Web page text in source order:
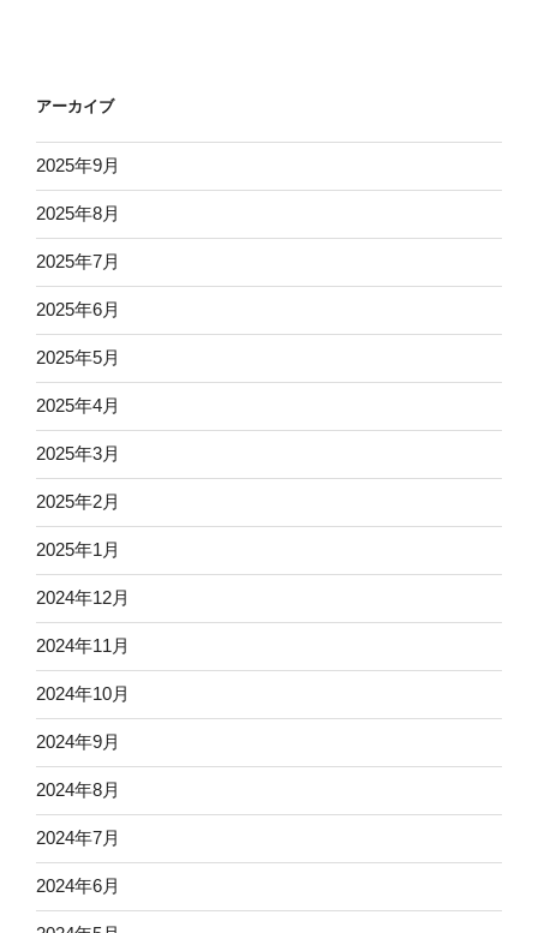
アーカイブ
2025年9月
2025年8月
2025年7月
2025年6月
2025年5月
2025年4月
2025年3月
2025年2月
2025年1月
2024年12月
2024年11月
2024年10月
2024年9月
2024年8月
2024年7月
2024年6月